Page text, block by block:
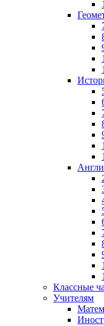
Классные
Учителям